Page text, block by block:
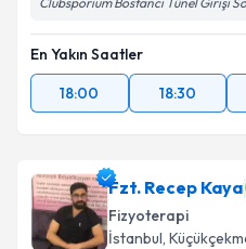
En Yakın Saatler
18:00
18:30
Fzt. Recep Kaya
Fizyoterapi
İstanbul,